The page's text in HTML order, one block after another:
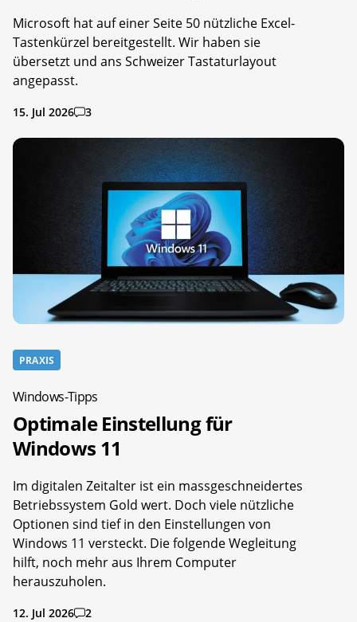
Microsoft hat auf einer Seite 50 nützliche Excel-
Tastenkürzel bereitgestellt. Wir haben sie
übersetzt und ans Schweizer Tastaturlayout
angepasst.
15. Jul 2026 3
PRAXIS
Windows-Tipps
Optimale Einstellung für
Windows 11
Im digitalen Zeitalter ist ein massgeschneidertes
Betriebssystem Gold wert. Doch viele nützliche
Optionen sind tief in den Einstellungen von
Windows 11 versteckt. Die folgende Wegleitung
hilft, noch mehr aus Ihrem Computer
herauszuholen.
12. Jul 2026 2